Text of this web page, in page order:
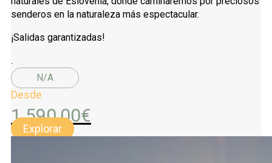
senderos en la naturaleza más espectacular.
¡Salidas garantizadas!
.
N/A
Desde
1.590,00€
Explorar